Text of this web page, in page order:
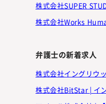
株式会社SUPER
株式会社Works
弁護士の新着求人
株式会社イングリウ
株式会社BitStar | イ